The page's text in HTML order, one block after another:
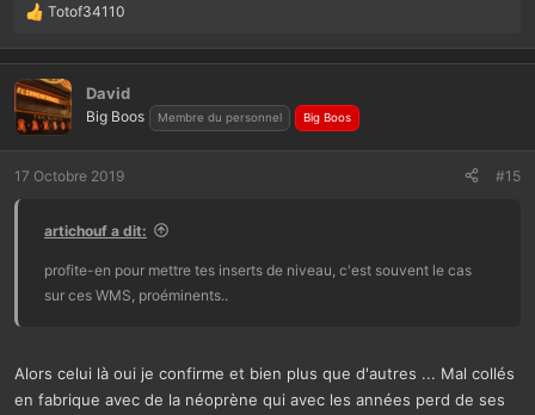
L
s
r
é
a
c
t
Totof34110
David
Big Boos Membre du personnel Big Boos
17 Octobre 2019 #15
artichouf a dit:
profite-en pour mettre tes inserts de niveau, c'est souvent le cas
sur ces WMS, proéminents..
Alors celui là oui je confirme et bien plus que d'autres ... Mal collés
en fabrique avec de la néoprène qui avec les années perd de ses